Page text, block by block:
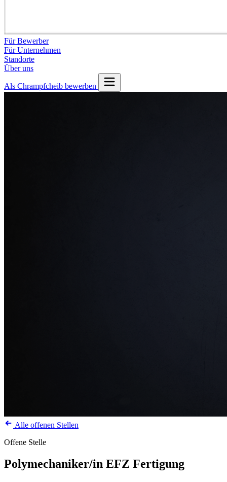
Für Bewerber
Für Unternehmen
Standorte
Über uns
Als Chrampfcheib bewerben
Alle offenen Stellen
Offene Stelle
Polymechaniker/in EFZ Fertigung